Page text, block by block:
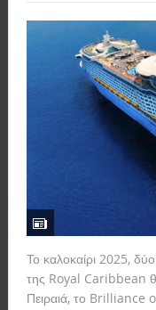
Το καλοκαίρι 2025,
της Royal Caribbean
Πειραιά, το Brilliance